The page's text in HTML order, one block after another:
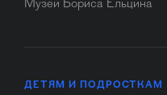
Музей Бориса Ельцина
ДЕТЯМ И ПОДРОСТКАМ